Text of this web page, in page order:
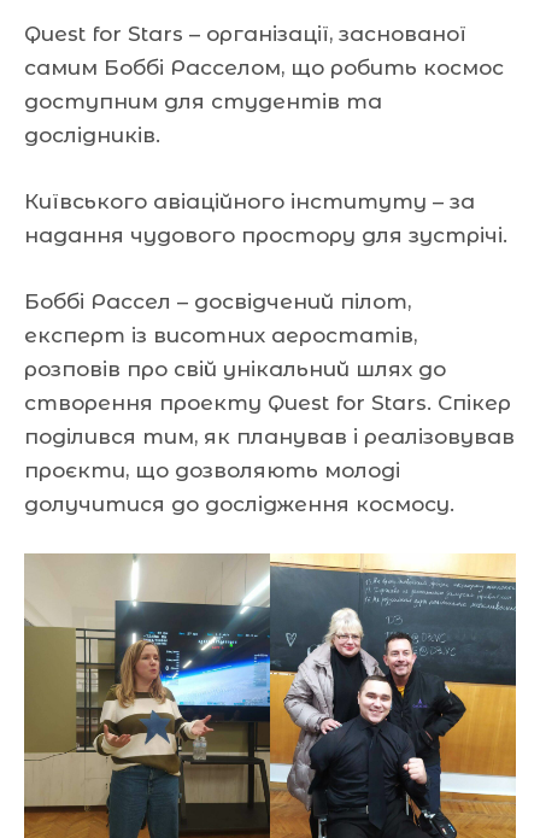
Quest for Stars – організації, заснованої
самим Боббі Расселом, що робить космос
доступним для студентів та
дослідників.
Київського авіаційного інституту – за
надання чудового простору для зустрічі.
Боббі Рассел – досвідчений пілот,
експерт із висотних аеростатів,
розповів про свій унікальний шлях до
створення проекту Quest for Stars. Спікер
поділився тим, як планував і реалізовував
проєкти, що дозволяють молоді
долучитися до дослідження космосу.